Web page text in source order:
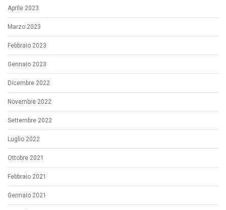
Aprile 2023
Marzo 2023
Febbraio 2023
Gennaio 2023
Dicembre 2022
Novembre 2022
Settembre 2022
Luglio 2022
Ottobre 2021
Febbraio 2021
Gennaio 2021